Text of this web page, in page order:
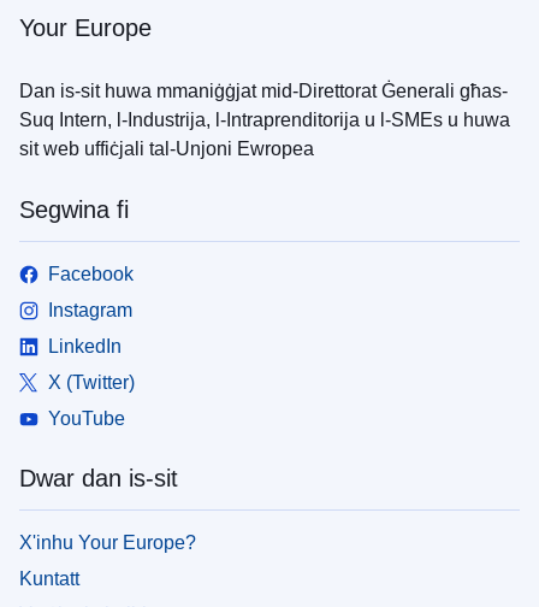
Your Europe
Dan is-sit huwa mmaniġġjat mid-Direttorat Ġenerali għas-
Suq Intern, l-Industrija, l-Intraprenditorija u l-SMEs u huwa
sit web uffiċjali tal-Unjoni Ewropea
Segwina fi
Facebook
Instagram
LinkedIn
X (Twitter)
YouTube
Dwar dan is-sit
X'inhu Your Europe?
Kuntatt